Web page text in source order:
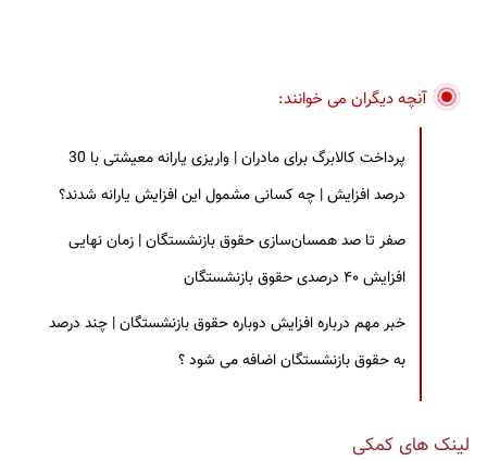
آنچه دیگران می خوانند:
پرداخت کالابرگ برای مادران | واریزی یارانه معیشتی با 30
درصد افزایش | چه کسانی مشمول این افزایش یارانه شدند؟
صفر تا صد همسان‌سازی حقوق بازنشستگان | زمان نهایی
افزایش ۴۰ درصدی حقوق بازنشستگان
خبر مهم درباره افزایش دوباره حقوق بازنشستگان | چند درصد
به حقوق بازنشستگان اضافه می شود ؟
لینک های کمکی